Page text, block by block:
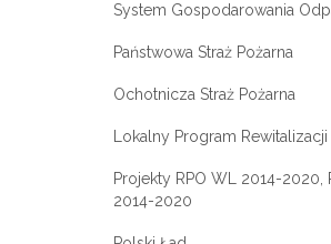
System Gospodarowania
Państwowa Straż Pożarna
Ochotnicza Straż Pożarna
Lokalny Program Rewitalizacji
Projekty RPO WL 2014-2020,
2014-2020